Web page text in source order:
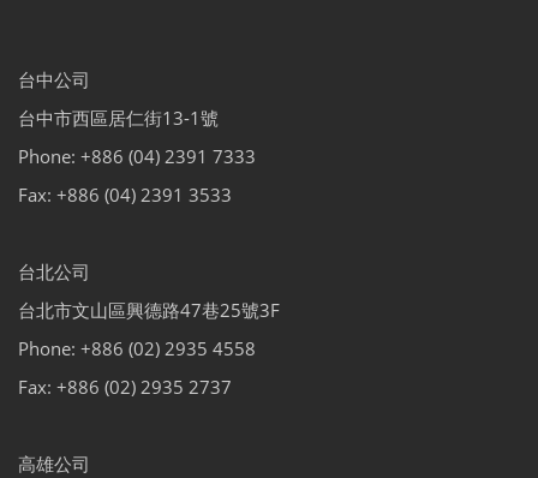
台中公司
台中市西區居仁街13-1號
Phone: +886 (04) 2391 7333
Fax: +886 (04) 2391 3533
台北公司
台北市文山區興德路47巷25號3F
Phone: +886 (02) 2935 4558
Fax: +886 (02) 2935 2737
高雄公司